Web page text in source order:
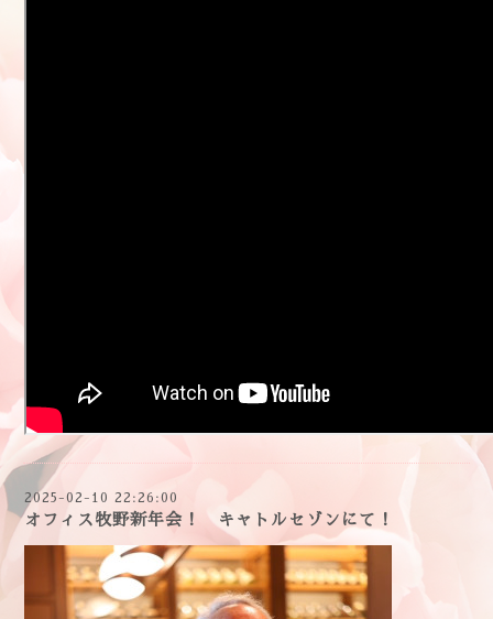
2025-02-10 22:26:00
オフィス牧野新年会！ キャトルセゾンにて！